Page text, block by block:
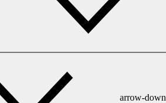
arrow-down